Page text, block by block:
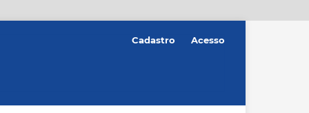
Cadastro Acesso